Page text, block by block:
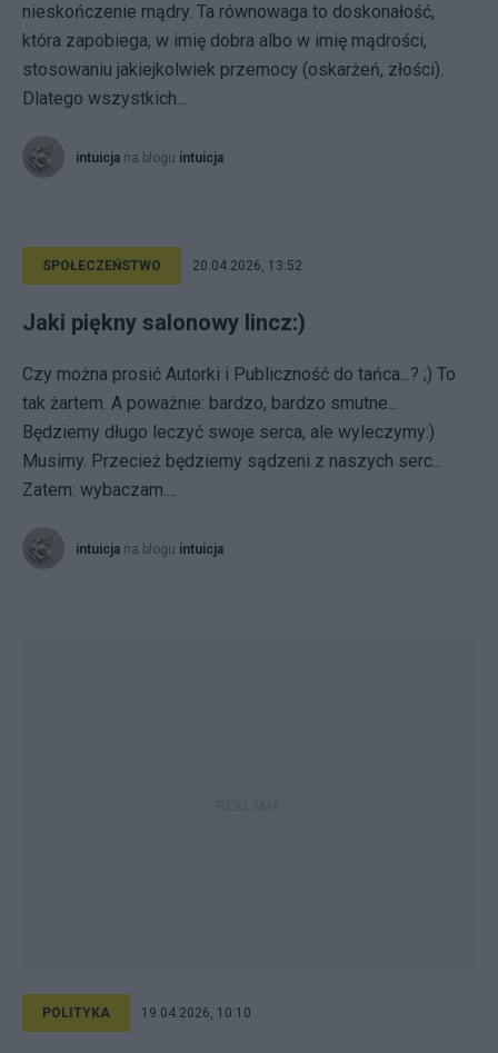
nieskończenie mądry. Ta równowaga to doskonałość,
która zapobiega, w imię dobra albo w imię mądrości,
stosowaniu jakiejkolwiek przemocy (oskarżeń, złości).
Dlatego wszystkich...
intuicja na blogu intuicja
SPOŁECZEŃSTWO 20.04.2026, 13:52
Jaki piękny salonowy lincz:)
Czy można prosić Autorki i Publiczność do tańca...? ;) To
tak żartem. A poważnie: bardzo, bardzo smutne...
Będziemy długo leczyć swoje serca, ale wyleczymy:)
Musimy. Przecież będziemy sądzeni z naszych serc...
Zatem: wybaczam....
intuicja na blogu intuicja
POLITYKA 19.04.2026, 10:10